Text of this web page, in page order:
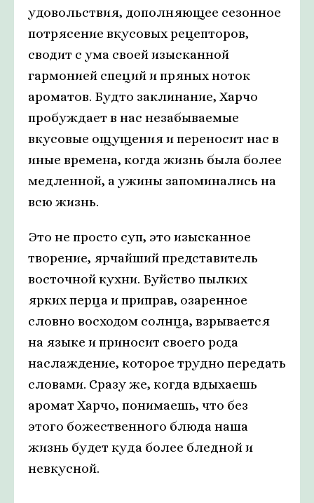
удовольствия, дополняющее сезонное
потрясение вкусовых рецепторов,
сводит с ума своей изысканной
гармонией специй и пряных ноток
ароматов. Будто заклинание, Харчо
пробуждает в нас незабываемые
вкусовые ощущения и переносит нас в
иные времена, когда жизнь была более
медленной, а ужины запоминались на
всю жизнь.
Это не просто суп, это изысканное
творение, ярчайший представитель
восточной кухни. Буйство пылких
ярких перца и приправ, озаренное
словно восходом солнца, взрывается
на языке и приносит своего рода
наслаждение, которое трудно передать
словами. Сразу же, когда вдыхаешь
аромат Харчо, понимаешь, что без
этого божественного блюда наша
жизнь будет куда более бледной и
невкусной.